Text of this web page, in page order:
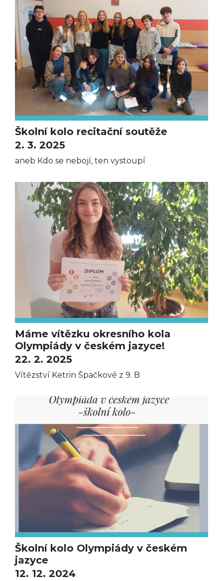
Školní kolo recitační soutěže
2. 3. 2025
aneb Kdo se nebojí, ten vystoupí
Máme vítězku okresního kola
Olympiády v českém jazyce!
22. 2. 2025
Vítězství Ketrin Špačkové z 9. B
Školní kolo Olympiády v českém
jazyce
12. 12. 2024